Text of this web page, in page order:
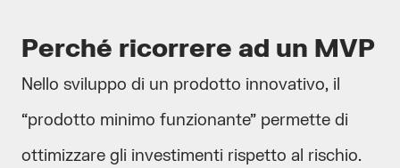
Perché ricorrere ad un MVP
Nello sviluppo di un prodotto innovativo, il
“prodotto minimo funzionante” permette di
ottimizzare gli investimenti rispetto al rischio.